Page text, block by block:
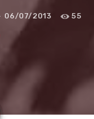
06/07/2013 55